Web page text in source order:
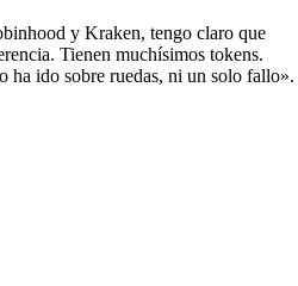
y Kraken, tengo claro que
Tienen muchísimos tokens.
ha ido sobre ruedas, ni un solo fallo».